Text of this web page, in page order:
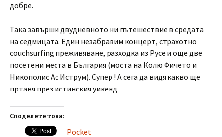
добре.
Така завърши двудневното ни пътешествие в средата
на седмицата. Един незабравим концерт, страхотно
couchsurfing преживяване, разходка из Русе и още две
посетени места в България (моста на Колю Фичето и
Никополис Ас Иструм). Супер ! А сега да видя какво ще
пртавя през истинския уикенд.
Споделете това:
Pocket